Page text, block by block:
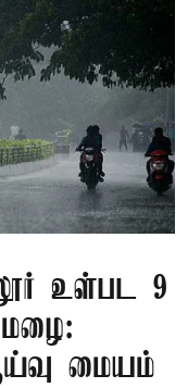
உள்பட 9
மையம்